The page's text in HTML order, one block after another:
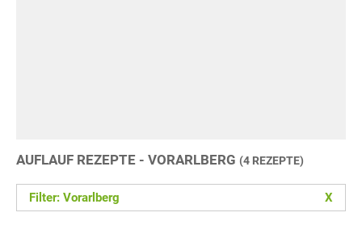
AUFLAUF REZEPTE - VORARLBERG (4 REZEPTE)
Filter: Vorarlberg X